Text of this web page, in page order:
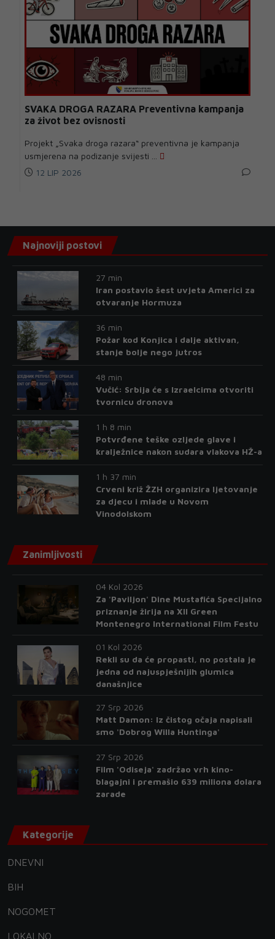
SVAKA DROGA RAZARA Preventivna kampanja
za život bez ovisnosti
Projekt „Svaka droga razara“ preventivna je kampanja
usmjerena na podizanje svijesti ...
12 LIP 2026
Najnoviji postovi
27 min
Iran postavio šest uvjeta Americi za
otvaranje Hormuza
36 min
Požar kod Konjica i dalje aktivan,
stanje bolje nego jutros
48 min
Vučić: Srbija će s Izraelcima otvoriti
tvornicu dronova
1 h 8 min
Potvrđene teške ozljede glave i
kralježnice nakon sudara vlakova HŽ-a
1 h 37 min
Crveni križ ŽZH organizira ljetovanje
za djecu i mlade u Novom
Vinodolskom
Zanimljivosti
04 Kol 2026
Za 'Paviljon' Dine Mustafića Specijalno
priznanje žirija na XII Green
Montenegro International Film Festu
01 Kol 2026
Rekli su da će propasti, no postala je
jedna od najuspješnijih glumica
današnjice
27 Srp 2026
Matt Damon: Iz čistog očaja napisali
smo 'Dobrog Willa Huntinga'
27 Srp 2026
Film 'Odiseja' zadržao vrh kino-
blagajni i premašio 639 miliona dolara
zarade
Kategorije
DNEVNI
BIH
NOGOMET
LOKALNO